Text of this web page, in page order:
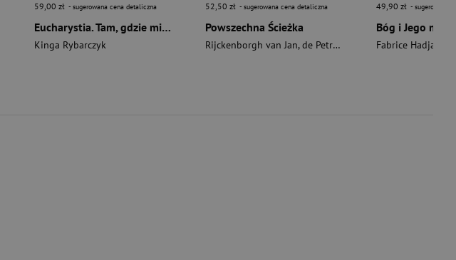
59,00 zł - sugerowana cena detaliczna
Eucharystia. Tam, gdzie mieszka Pan Jezus
Kinga Rybarczyk
52,50 zł - sugerowana cena detaliczna
Powszechna Ścieżka
Rijckenborgh van Jan,de Petri Catharose
49,90 zł - sugerowana
Fabrice Hadjadj